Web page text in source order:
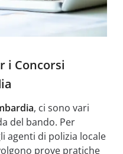
i Concorsi
, ci sono vari
del bando. Per
agenti di polizia locale
prove pratiche